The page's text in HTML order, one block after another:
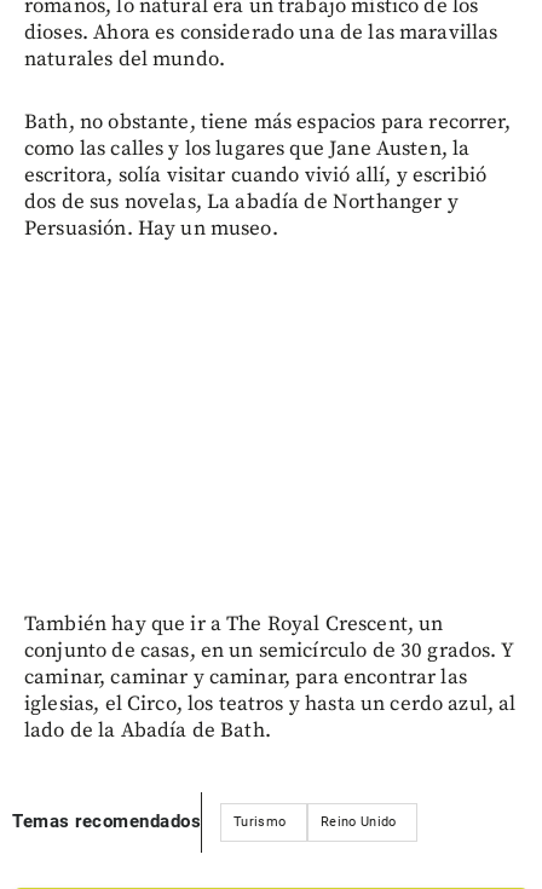
romanos, lo natural era un trabajo místico de los
dioses. Ahora es considerado una de las maravillas
naturales del mundo.
Bath, no obstante, tiene más espacios para recorrer,
como las calles y los lugares que Jane Austen, la
escritora, solía visitar cuando vivió allí, y escribió
dos de sus novelas, La abadía de Northanger y
Persuasión. Hay un museo.
También hay que ir a The Royal Crescent, un
conjunto de casas, en un semicírculo de 30 grados. Y
caminar, caminar y caminar, para encontrar las
iglesias, el Circo, los teatros y hasta un cerdo azul, al
lado de la Abadía de Bath.
Temas recomendados Turismo Reino Unido